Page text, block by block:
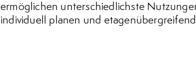
ermöglichen unterschiedlichste
individuell planen und